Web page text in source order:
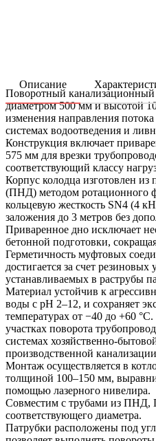
Описание
Поворотный
диаметром 500 мм и высотой
изменения направления
системах водоотведения и
Конструкция включает
575 мм для врезки
соответствующий классу
Корпус колодца изготовлен из
(ПНД) методом ротационного
кольцевую жесткость SN4 (4
заложения до 3 метров без
Приваренное дно исключает
бетонной подготовки,
Герметичность муфтовых
достигается за счет
устанавливаемых в раструбы
Материал устойчив к
воды с pH 2–12, и сохраняет
температурах от −40 до +60
участках поворота
системах хозяйственно-
производственной
Монтаж осуществляется в
толщиной 100–150 мм,
помощью лазерного нивелира.
Совместим с трубами из
соответствующего диаметра.
Патрубки расположены под